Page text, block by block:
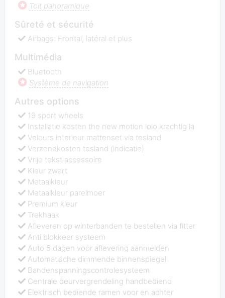
Toit panoramique
Sûreté et sécurité
Airbags: Frontal, latéral et plus
Multimédia
Bluetooth
Système de navigation
Autres options
19 sport wheels
Installatie kosten the new motion lolo krachtig la
Velours interieur mattenset via tesland
Verzendkosten tesland (indicatie)
Vrije tekst accessoire
Kleur zwart
Metaalkleur
Metaalkleur parelmoer
Premium kleur
Trekhaak
Afleveren op winterbanden te bestellen via fitter
Anti blokkeer systeem
Auto 5 dagen voor aflevering aanmelden
Automatische dimmende binnenspiegel
Bandenspanningscontrolesysteem
Centrale deurvergrendeling handbediend
Elektrisch bediende ramen voor en achter